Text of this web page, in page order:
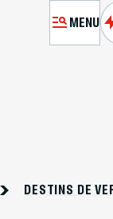
MENU
DESTINS DE